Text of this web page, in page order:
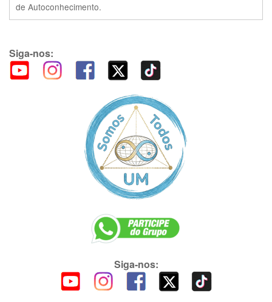
de Autoconhecimento.
Siga-nos:
Siga-nos: